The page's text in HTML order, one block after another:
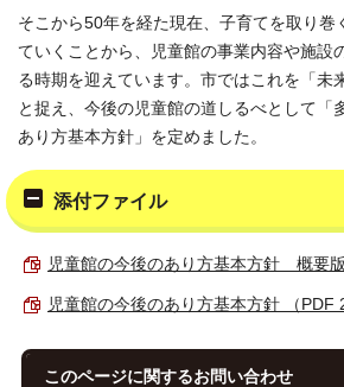
そこから50年を経た現在、子育てを取り巻
ていくことから、児童館の事業内容や施設
る時期を迎えています。市ではこれを「未
と捉え、今後の児童館の道しるべとして「
あり方基本方針」を定めました。
添付ファイル
児童館の今後のあり方基本方針 概要版
児童館の今後のあり方基本方針 （PDF
このページに関するお問い合わせ